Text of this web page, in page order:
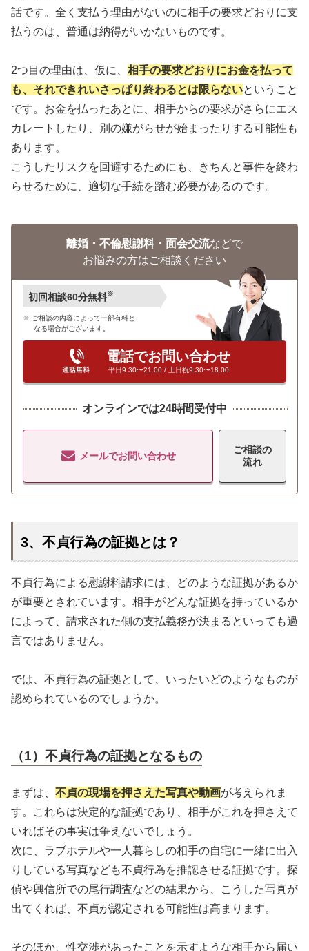
話です。全く支払う理由がないのに相手の要求どおりに支
払うのは、普通は納得がいかないものです。
2つ目の理由は、仮に、 相手の要求どおりにお金を払って
も、それできれいさっぱり終わるとは限らないということ
です。お金を払ったあとに、相手からの要求がさらにエス
カレートしたり、別の嫌がらせが始まったりする可能性も
あります。
こうしたリスクを回避するためにも、きちんと事件を終わ
らせるために、適切な手続を踏む必要があるのです。
離婚・不倫慰謝料・面会交流などで
お悩みの方はご相談ください
初回相談60分無料※
ご相談の内容によって一部有料と
なる場合がございます。
電話でお問い合わせ
平日9:30〜21:00 / 土日祝9:30〜18:00
オンラインでは24時間受付中
メールでお問い合わせ
ご相談の
流れ
3、不貞行為の証拠とは？
不貞行為による慰謝料請求には、どのような証拠があるか
が重要とされています。相手がどんな証拠を持っているか
によって、請求された側の支払義務が決まるといっても過
言ではありません。
では、不貞行為の証拠として、いったいどのようなものが
認められているのでしょうか。
（1）不貞行為の証拠となるもの
まずは、 不貞の現場を押さえた写真や動画が考えられま
す。これらは決定的な証拠であり、相手がこれを押さえて
いればその事実は争えないでしょう。
次に、ラブホテルや一人暮らしの相手の自宅に一緒に出入
りしている写真なども不貞行為を推認させる証拠です。探
偵や興信所での尾行調査などの結果から、こうした写真が
出てくれば、不貞が認定される可能性は高まります。
そのほか、性交渉があったことを示すような相手から届い